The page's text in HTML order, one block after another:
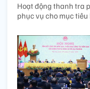
Hoạt động thanh tra
phục vụ cho mục